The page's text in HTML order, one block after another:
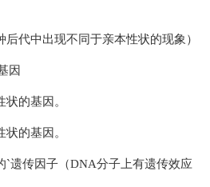
代中出现不同于亲本性状的现象）
因
的基因。
的基因。
传因子（DNA分子上有遗传效应